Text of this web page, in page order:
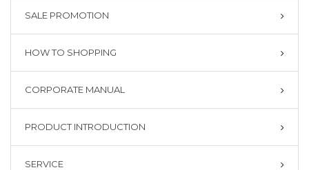
SALE PROMOTION
HOW TO SHOPPING
CORPORATE MANUAL
PRODUCT INTRODUCTION
SERVICE